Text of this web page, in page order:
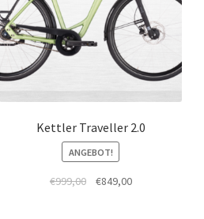
Kettler Traveller 2.0
ANGEBOT!
€999,00 €849,00